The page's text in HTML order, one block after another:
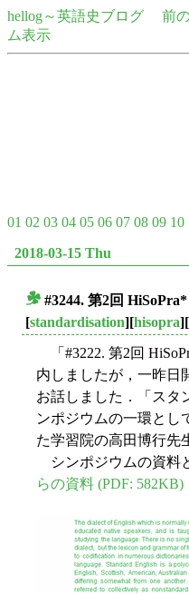
hellog～英語史ブログ 前
ム表示
01 02 03 04 05 06 07 08 09 10
2018-03-15 Thu
#3244. 第2回
[standardisation][hisopra][
「#3222. 第2回
内しましたが，一昨日
お話しました．「ス
ンポジウムの一環とし
た学習院の高田博行先
シンポジウムの資料
らの資料 (PDF: 582KB)